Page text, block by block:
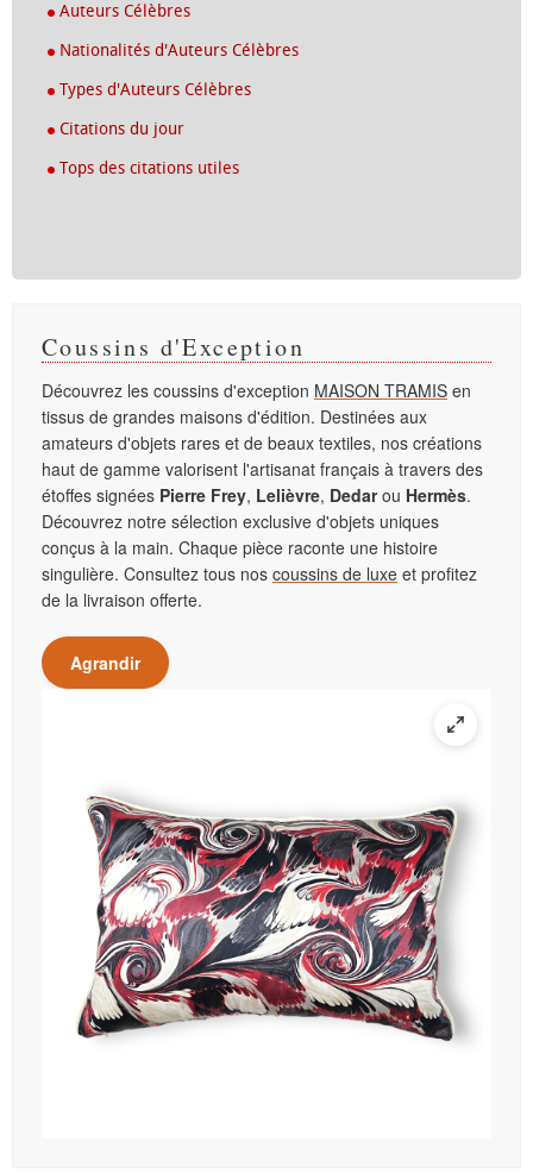
Auteurs Célèbres
Nationalités d'Auteurs Célèbres
Types d'Auteurs Célèbres
Citations du jour
Tops des citations utiles
Coussins d'Exception
Découvrez les coussins d'exception MAISON TRAMIS en
tissus de grandes maisons d'édition. Destinées aux
amateurs d'objets rares et de beaux textiles, nos créations
haut de gamme valorisent l'artisanat français à travers des
étoffes signées Pierre Frey, Lelièvre, Dedarou Hermès.
Découvrez notre sélection exclusive d'objets uniques
conçus à la main. Chaque pièce raconte une histoire
singulière. Consultez tous nos coussins de luxe et profitez
de la livraison offerte.
Agrandir